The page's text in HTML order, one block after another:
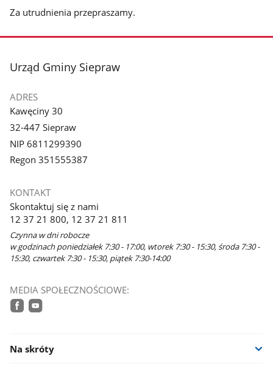
Za utrudnienia przepraszamy.
stopka
Urząd Gminy Siepraw
ADRES
Kawęciny 30
32-447 Siepraw
NIP 6811299390
Regon 351555387
KONTAKT
Skontaktuj się z nami
12 37 21 800, 12 37 21 811
Czynna w dni robocze
w godzinach poniedziałek 7:30 - 17:00, wtorek 7:30 - 15:30, środa 7:30 -
15:30, czwartek 7:30 - 15:30, piątek 7:30-14:00
MEDIA SPOŁECZNOŚCIOWE:
Na skróty